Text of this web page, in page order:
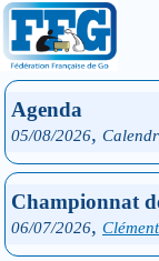
Agenda
05/08/2026,
Championnat
06/07/2026,